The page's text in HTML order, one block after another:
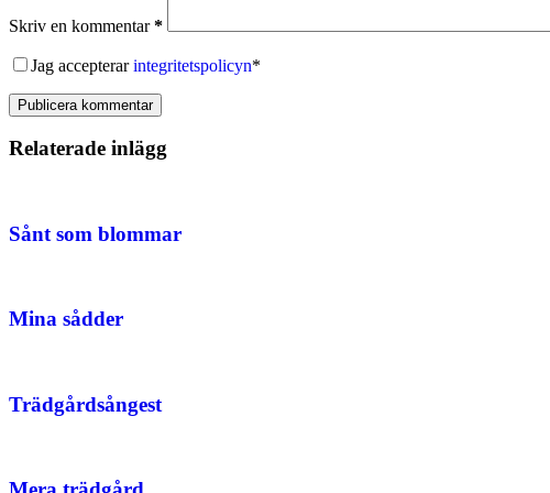
Skriv en kommentar*
Jag accepterarintegritetspolicyn*
Publicera kommentar
Relaterade inlägg
Sånt som blommar
Mina sådder
Trädgårdsångest